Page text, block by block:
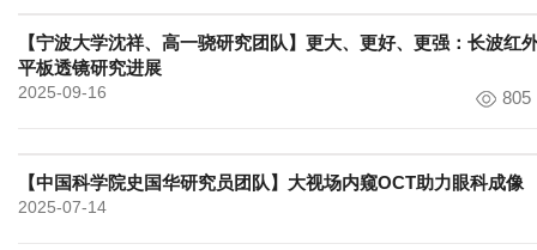
【宁波大学沈祥、高一骁研究团队】更大、更好、更强：长波红
平板透镜研究进展
2025-09-16 805
【中国科学院史国华研究员团队】大视场内窥OCT助力眼科成像
2025-07-14